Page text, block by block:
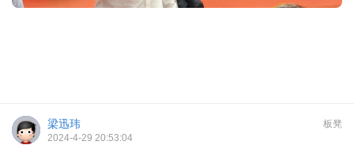
板凳
梁迅玮
2024-4-29 20:53:04